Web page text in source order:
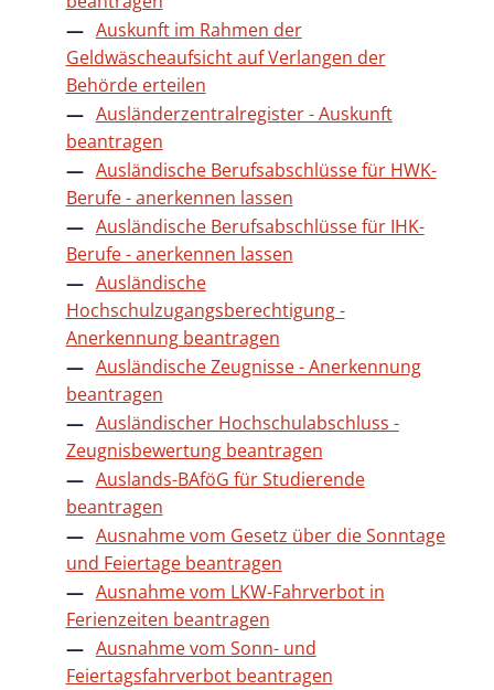
Auskunft im Rahmen der
Geldwäscheaufsicht auf Verlangen der
Behörde erteilen
Ausländerzentralregister - Auskunft
beantragen
Ausländische Berufsabschlüsse für HWK-
Berufe - anerkennen lassen
Ausländische Berufsabschlüsse für IHK-
Berufe - anerkennen lassen
Ausländische
Hochschulzugangsberechtigung -
Anerkennung beantragen
Ausländische Zeugnisse - Anerkennung
beantragen
Ausländischer Hochschulabschluss -
Zeugnisbewertung beantragen
Auslands-BAföG für Studierende
beantragen
Ausnahme vom Gesetz über die Sonntage
und Feiertage beantragen
Ausnahme vom LKW-Fahrverbot in
Ferienzeiten beantragen
Ausnahme vom Sonn- und
Feiertagsfahrverbot beantragen